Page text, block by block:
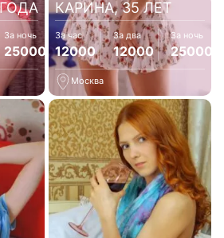
За ночь
25000
КАРИНА, 35 ЛЕТ
За час
12000
За два
12000
За ночь
25000
Москва